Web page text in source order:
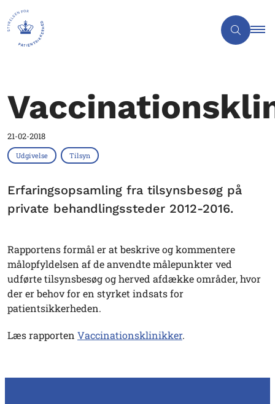
21-02-2018
Udgivelse Tilsyn
Erfaringsopsamling fra tilsynsbesøg på
private behandlingssteder 2012-2016.
Rapportens formål er at beskrive og kommentere
målopfyldelsen af de anvendte målepunkter ved
udførte tilsynsbesøg og herved afdække områder, hvor
der er behov for en styrket indsats for
patientsikkerheden.
Læs rapporten Vaccinationsklinikker.